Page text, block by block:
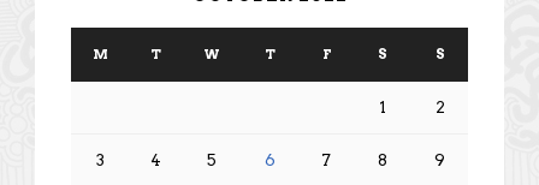
M T W T F S S
1 2
3 4 5 6 7 8 9